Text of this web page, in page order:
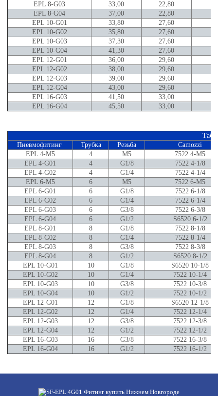
EPL 8-G03
33,00 22,80
EPL 8-G04
37,00 22,80
EPL 10-G01
33,80 27,60
EPL 10-G02
35,80 27,60
EPL 10-G03
37,30 27,60
EPL 10-G04
41,30 27,60
EPL 12-G01
36,00 29,60
EPL 12-G02
38,00 29,60
EPL 12-G03
39,00 29,60
EPL 12-G04
43,00 29,60
EPL 16-G03
41,50 33,00
EPL 16-G04
45,50 33,00
Пневмофитинг
Трубка Резьба
Camozzi
EPL 4-M5
4 M5
7522 4-M5
EPL 4-G01
4 G1/8
7522 4-1/8
EPL 4-G02
4 G1/4
7522 4-1/4
EPL 6-M5
6 M5
7522 6-M5
EPL 6-G01
6 G1/8
7522 6-1/8
EPL 6-G02
6 G1/4
7522 6-1/4
EPL 6-G03
6 G3/8
7522 6-3/8
EPL 6-G04
6 G1/2
S6520 6-1/2
EPL 8-G01
8 G1/8
7522 8-1/8
EPL 8-G02
8 G1/4
7522 8-1/4
EPL 8-G03
8 G3/8
7522 8-3/8
EPL 8-G04
8 G1/2
S6520 8-1/2
EPL 10-G01
10 G1/8
S6520 10-1/8
EPL 10-G02
10 G1/4
7522 10-1/4
EPL 10-G03
10 G3/8
7522 10-3/8
EPL 10-G04
10 G1/2
7522 10-1/2
EPL 12-G01
12 G1/8
S6520 12-1/8
EPL 12-G02
12 G1/4
7522 12-1/4
EPL 12-G03
12 G3/8
7522 12-3/8
EPL 12-G04
12 G1/2
7522 12-1/2
EPL 16-G03
16 G3/8
7522 16-3/8
EPL 16-G04
16 G1/2 7522 16-1/2